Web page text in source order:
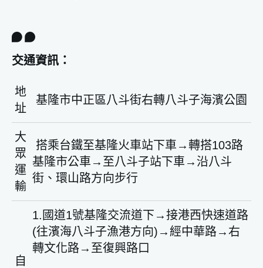
交通資訊：
地
址
基隆市中正區八斗街右轉八斗子海濱公園
大
眾
運
輸
搭乘台鐵至基隆火車站下車→轉搭103路
基隆市公車→至八斗子站下車→沿八斗
街、環山路方向步行
自
1.國道1號基隆交流道下→接港西快速道路
(往濱海八斗子漁港方向)→經中華路→右
轉文化路→至復興路口